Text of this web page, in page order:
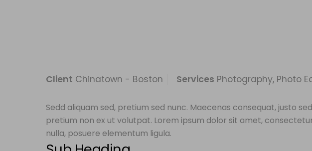
Client Chinatown - Boston Services Photography, Photo
Sedd aliquam sed, pretium sed nunc. Maecenas consequat, justo
pretium non ex ut volutpat. Lorem ipsum dolor sit amet,
nulla, posuere elementum ligula.